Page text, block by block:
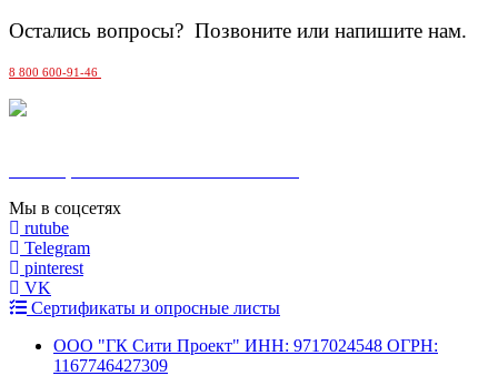
Остались вопросы? Позвоните или напишите нам.
8 800 600-91-46
Мы в соцсетях
rutube
Telegram
pinterest
VK
Сертификаты и опросные листы
ООО "ГК Сити Проект" ИНН: 9717024548 ОГРН:
1167746427309